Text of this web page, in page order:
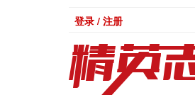
登录 / 注册